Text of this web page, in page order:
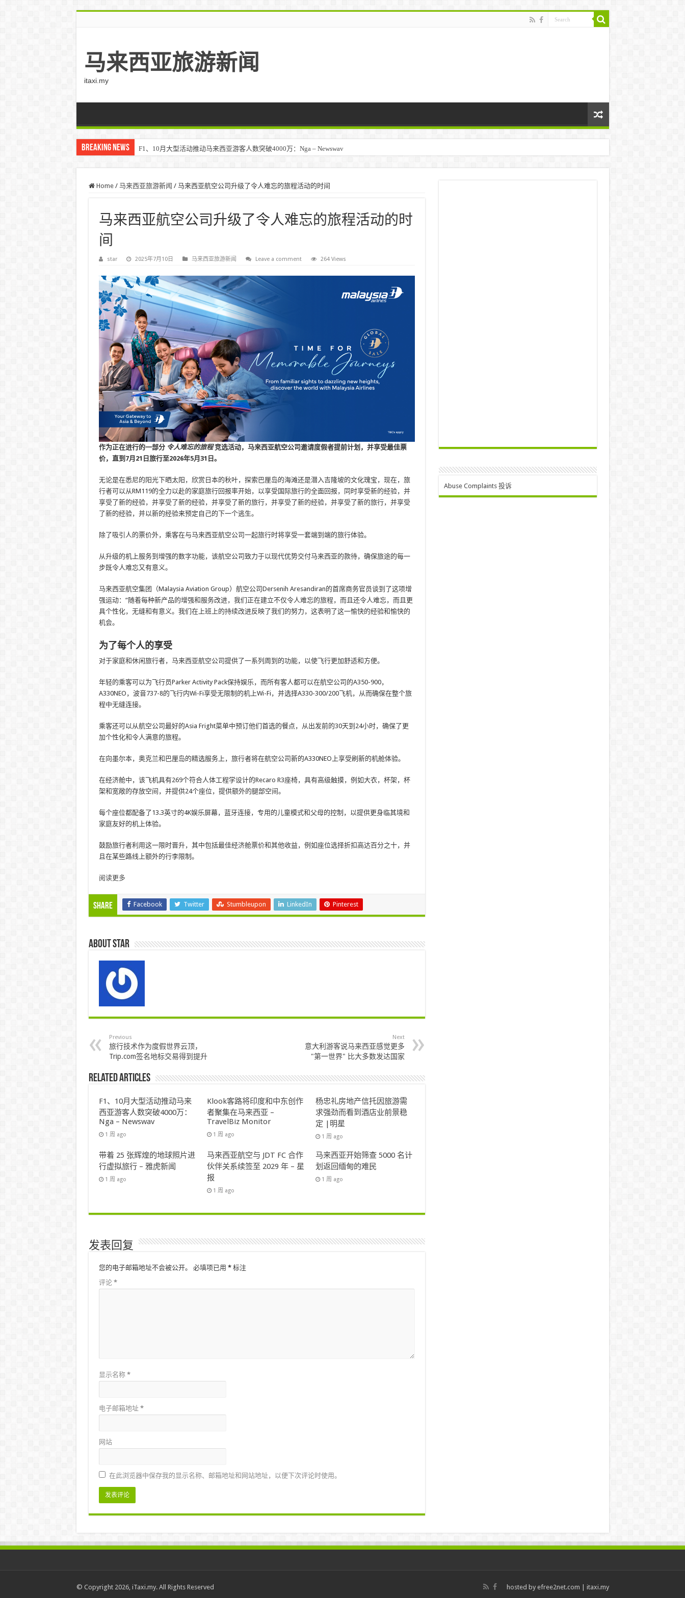
马来西亚旅游新闻
itaxi.my
Breaking News F1、10月大型活动推动马来西亚游客人数突破4000万：Nga – Newswav
Klook客路将印度和中东创作者聚集在马来西亚 – TravelBiz Monitor
Home / 马来西亚旅游新闻 / 马来西亚航空公司升级了令人难忘的旅程活动的时间
马来西亚航空公司升级了令人难忘的旅程活动的时
间
star 2025年7月10日 马来西亚旅游新闻 Leave a comment 264 Views
作为正在进行的一部分 令人难忘的旅程竞选活动，马来西亚航空公司邀请度假者提前计划，并享受最佳票
价，直到7月21日旅行至2026年5月31日。
无论是在悉尼的阳光下晒太阳，欣赏日本的秋叶，探索巴厘岛的海滩还是潜入吉隆坡的文化瑰宝，现在，旅
行者可以从RM119的全力以赴的家庭旅行回报率开始，以享受国际旅行的全面回报，同时享受新的经验，并
享受了新的经验，并享受了新的经验，并享受了新的旅行，并享受了新的经验，并享受了新的旅行，并享受
了新的经验，并以新的经验来预定自己的下一个逃生。
除了吸引人的票价外，乘客在与马来西亚航空公司一起旅行时将享受一套端到端的旅行体验。
从升级的机上服务到增强的数字功能，该航空公司致力于以现代优势交付马来西亚的款待，确保旅途的每一
步既令人难忘又有意义。
马来西亚航空集团（Malaysia Aviation Group）航空公司Dersenih Aresandiran的首席商务官员谈到了这项增
强运动：“随着每种新产品的增强和服务改进，我们正在建立不仅令人难忘的旅程，而且还令人难忘，而且更
具个性化，无缝和有意义。我们在上班上的持续改进反映了我们的努力，这表明了这一愉快的经验和愉快的
机会。
为了每个人的享受
对于家庭和休闲旅行者，马来西亚航空公司提供了一系列周到的功能，以使飞行更加舒适和方便。
年轻的乘客可以为飞行员Parker Activity Pack保持娱乐，而所有客人都可以在航空公司的A350-900，
A330NEO，波音737-8的飞行内Wi-Fi享受无限制的机上Wi-Fi，并选择A330-300/200飞机，从而确保在整个旅
程中无缝连接。
乘客还可以从航空公司最好的Asia Fright菜单中预订他们首选的餐点，从出发前的30天到24小时，确保了更
加个性化和令人满意的旅程。
在向墨尔本，奥克兰和巴厘岛的精选服务上，旅行者将在航空公司新的A330NEO上享受刷新的机舱体验。
在经济舱中，该飞机具有269个符合人体工程学设计的Recaro R3座椅，具有高级触摸，例如大衣，杯架，杯
架和宽敞的存放空间，并提供24个座位，提供额外的腿部空间。
每个座位都配备了13.3英寸的4K娱乐屏幕，蓝牙连接，专用的儿童模式和父母的控制，以提供更身临其境和
家庭友好的机上体验。
鼓励旅行者利用这一限时晋升，其中包括最佳经济舱票价和其他收益，例如座位选择折扣高达百分之十，并
且在某些路线上额外的行李限制。
阅读更多
Share Facebook Twitter Stumbleupon LinkedIn Pinterest
About star
Previous
旅行技术作为度假世界云顶，
Trip.com签名地标交易得到提升
Next
意大利游客说马来西亚感觉更多
"第一世界" 比大多数发达国家
Related Articles
F1、10月大型活动推动马来
西亚游客人数突破4000万：
Nga – Newswav
1 周 ago
Klook客路将印度和中东创作
者聚集在马来西亚 –
TravelBiz Monitor
1 周 ago
杨忠礼房地产信托因旅游需
求强劲而看到酒店业前景稳
定 |明星
1 周 ago
带着 25 张辉煌的地球照片进
行虚拟旅行 – 雅虎新闻
1 周 ago
马来西亚航空与 JDT FC 合作
伙伴关系续签至 2029 年 – 星
报
1 周 ago
马来西亚开始筛查 5000 名计
划返回缅甸的难民
1 周 ago
发表回复
您的电子邮箱地址不会被公开。 必填项已用 *标注
评论 *
显示名称 *
电子邮箱地址 *
网站
在此浏览器中保存我的显示名称、邮箱地址和网站地址，以便下次评论时使用。
Abuse Complaints 投诉
hosted by efree2net.com | itaxi.my
© Copyright 2026, iTaxi.my. All Rights Reserved